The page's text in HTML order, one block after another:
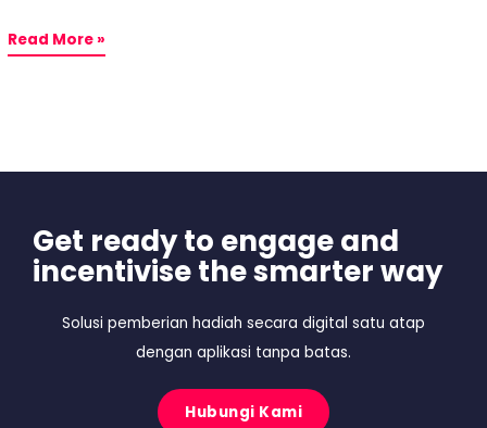
Read More »
Get ready to engage and
incentivise the smarter way
Solusi pemberian hadiah secara digital satu atap
dengan aplikasi tanpa batas.
Hubungi Kami